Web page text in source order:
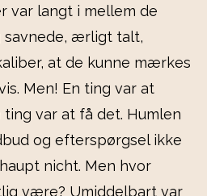
var langt i mellem de
savnede, ærligt talt,
at de kunne mærkes
Men! En ting var at
ting var at få det. Humlen
og efterspørgsel ikke
nicht. Men hvor
være? Umiddelbart var